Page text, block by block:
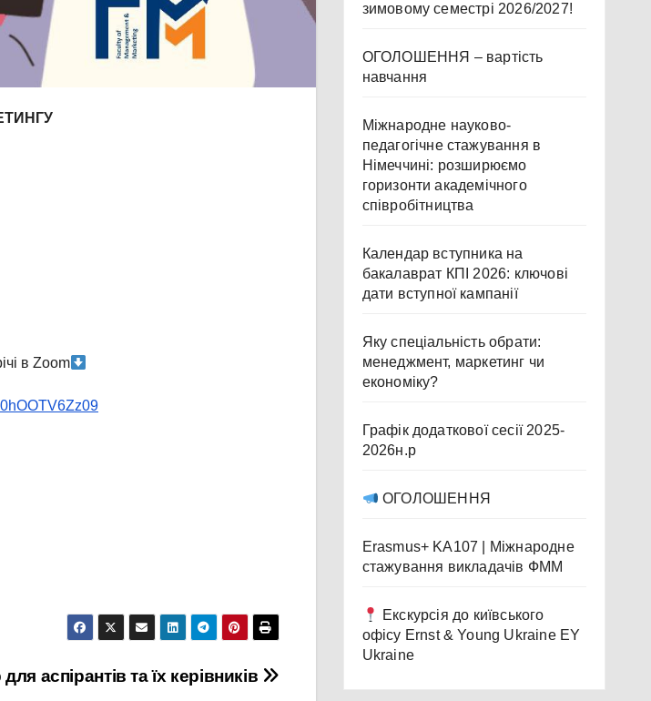
в Zoom
аспірантів та їх керівників
зимовому семестрі 2026/2027!
ОГОЛОШЕННЯ – вартість
навчання
Міжнародне науково-
педагогічне стажування в
Німеччині: розширюємо
горизонти академічного
співробітництва
Календар вступника на
бакалаврат КПІ 2026: ключові
дати вступної кампанії
Яку спеціальність обрати:
менеджмент, маркетинг чи
економіку?
Графік додаткової сесії 2025-
2026н.р
ОГОЛОШЕННЯ
Erasmus+ KA107 | Міжнародне
стажування викладачів ФММ
Екскурсія до київського
офісу Ernst & Young Ukraine EY
Ukraine